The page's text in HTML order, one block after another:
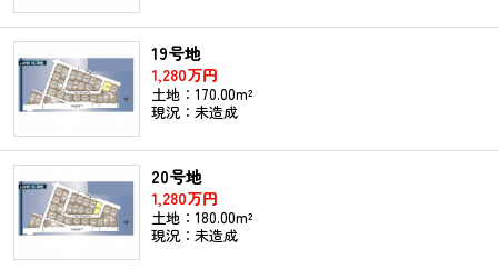
19号地
1,280万円
土地：170.00m²
現況：未造成
20号地
1,280万円
土地：180.00m²
現況：未造成